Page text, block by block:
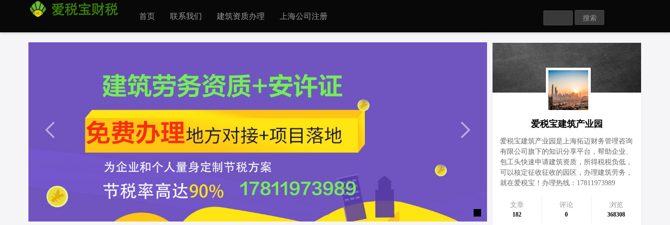
首页 联系我们 建筑资质办理 上海公司注册
爱税宝建筑产业园
爱税宝建筑产业园是上海拓迈财务管理咨询
有限公司旗下的知识分享平台，帮助企业、
包工头快速申请建筑资质，所得税税负低，
可以核定征收征收的园区，办理建筑劳务，
就在爱税宝！办理热线：17811973989
文章
182
评论
0
浏览
368308